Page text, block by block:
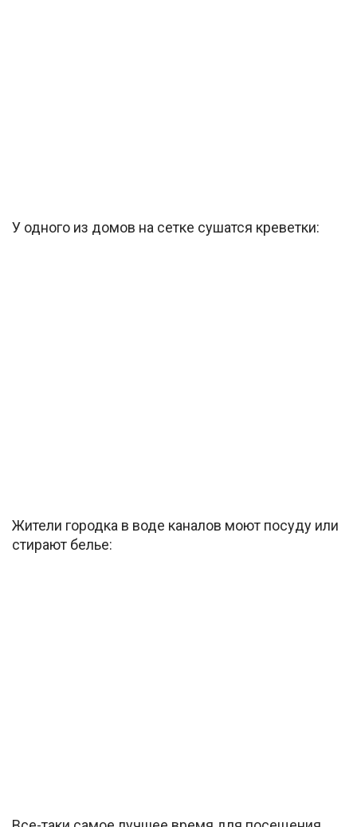
У одного из домов на сетке сушатся креветки:
Жители городка в воде каналов моют посуду или
стирают белье: